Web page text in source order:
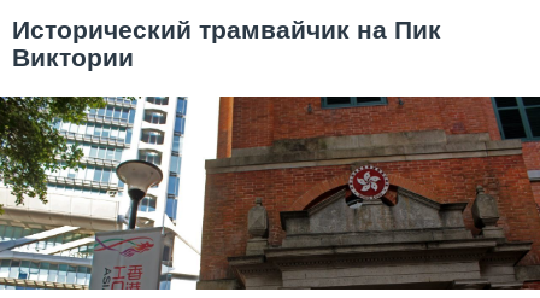
Исторический трамвайчик на Пик
Виктории